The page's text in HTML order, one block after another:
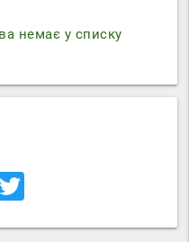
немає у списку